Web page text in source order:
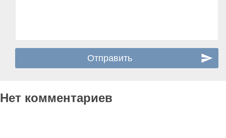
Нет комментариев